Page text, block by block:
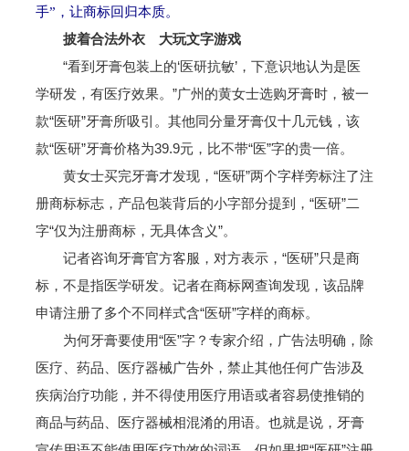
手”，让商标回归本质。
披着合法外衣 大玩文字游戏
“看到牙膏包装上的‘医研抗敏’，下意识地认为是医
学研发，有医疗效果。”广州的黄女士选购牙膏时，被一
款“医研”牙膏所吸引。其他同分量牙膏仅十几元钱，该
款“医研”牙膏价格为39.9元，比不带“医”字的贵一倍。
黄女士买完牙膏才发现，“医研”两个字样旁标注了注
册商标标志，产品包装背后的小字部分提到，“医研”二
字“仅为注册商标，无具体含义”。
记者咨询牙膏官方客服，对方表示，“医研”只是商
标，不是指医学研发。记者在商标网查询发现，该品牌
申请注册了多个不同样式含“医研”字样的商标。
为何牙膏要使用“医”字？专家介绍，广告法明确，除
医疗、药品、医疗器械广告外，禁止其他任何广告涉及
疾病治疗功能，并不得使用医疗用语或者容易使推销的
商品与药品、医疗器械相混淆的用语。也就是说，牙膏